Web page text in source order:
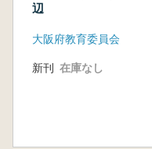
辺
大阪府教育委員会
新刊 在庫なし